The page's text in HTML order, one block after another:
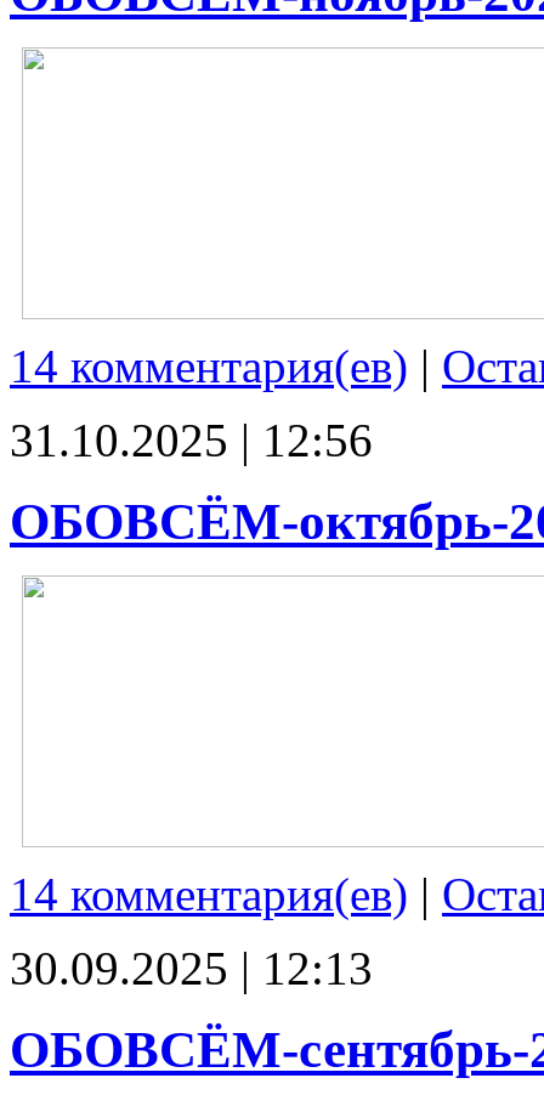
14 комментария(ев) |
31.10.2025 | 12:56
ОБОВСЁМ-октябрь-
14 комментария(ев) |
30.09.2025 | 12:13
ОБОВСЁМ-сентябрь-